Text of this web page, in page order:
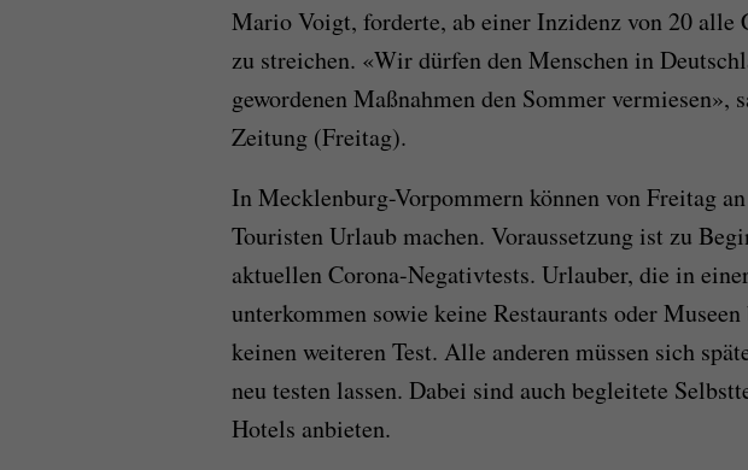
Mario Voigt, forderte, ab einer Inzidenz von 20 alle
zu streichen. «Wir dürfen den Menschen in
gewordenen Maßnahmen den Sommer
Zeitung (Freitag).
In Mecklenburg-Vorpommern können von Freitag
Touristen Urlaub machen. Voraussetzung ist zu
aktuellen Corona-Negativtests. Urlauber, die in
unterkommen sowie keine Restaurants oder Museen
keinen weiteren Test. Alle anderen müssen sich
neu testen lassen. Dabei sind auch begleitete
Hotels anbieten.